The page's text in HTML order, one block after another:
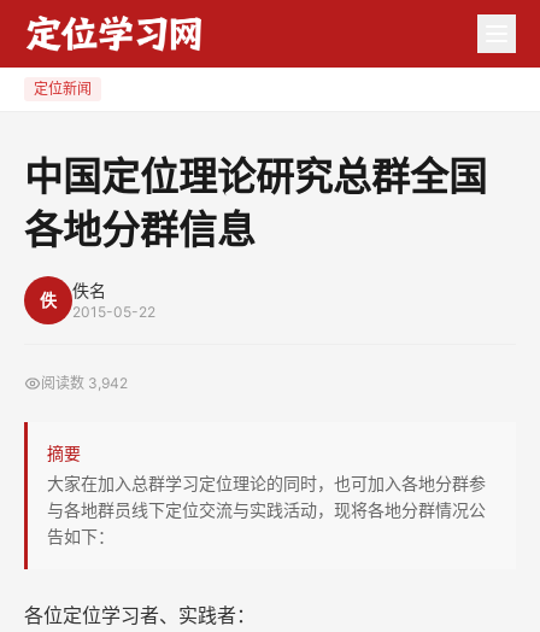
定位新闻
中国定位理论研究总群全国
各地分群信息
佚 佚名
2015-05-22
阅读数 3,942
摘要
大家在加入总群学习定位理论的同时，也可加入各地分群参
与各地群员线下定位交流与实践活动，现将各地分群情况公
告如下：
各位定位学习者、实践者：